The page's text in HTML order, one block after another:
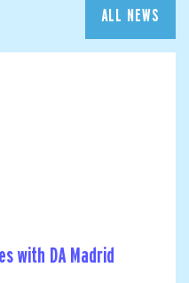
ALL NEWS
with DA Madrid